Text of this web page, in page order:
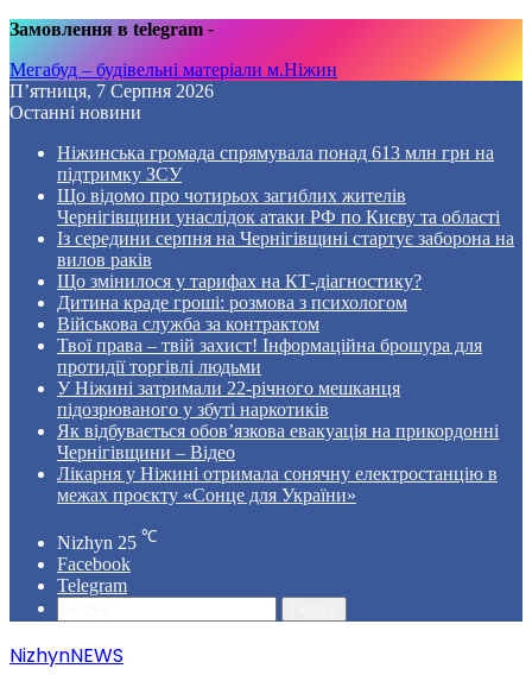
Замовлення в telegram -
Мегабуд – будівельні матеріали м.Ніжин
П’ятниця, 7 Серпня 2026
Останні новини
Ніжинська громада спрямувала понад 613 млн грн на
підтримку ЗСУ
Що відомо про чотирьох загиблих жителів
Чернігівщини унаслідок атаки РФ по Києву та області
Із середини серпня на Чернігівщині стартує заборона на
вилов раків
Що змінилося у тарифах на КТ-діагностику?
Дитина краде гроші: розмова з психологом
Військова служба за контрактом
Твої права – твій захист! Інформаційна брошура для
протидії торгівлі людьми
У Ніжині затримали 22-річного мешканця
підозрюваного у збуті наркотиків
Як відбувається обов’язкова евакуація на прикордонні
Чернігівщини – Відео
Лікарня у Ніжині отримала сонячну електростанцію в
межах проєкту «Сонце для України»
Nizhyn 25 ℃
Facebook
Telegram
NizhynNEWS